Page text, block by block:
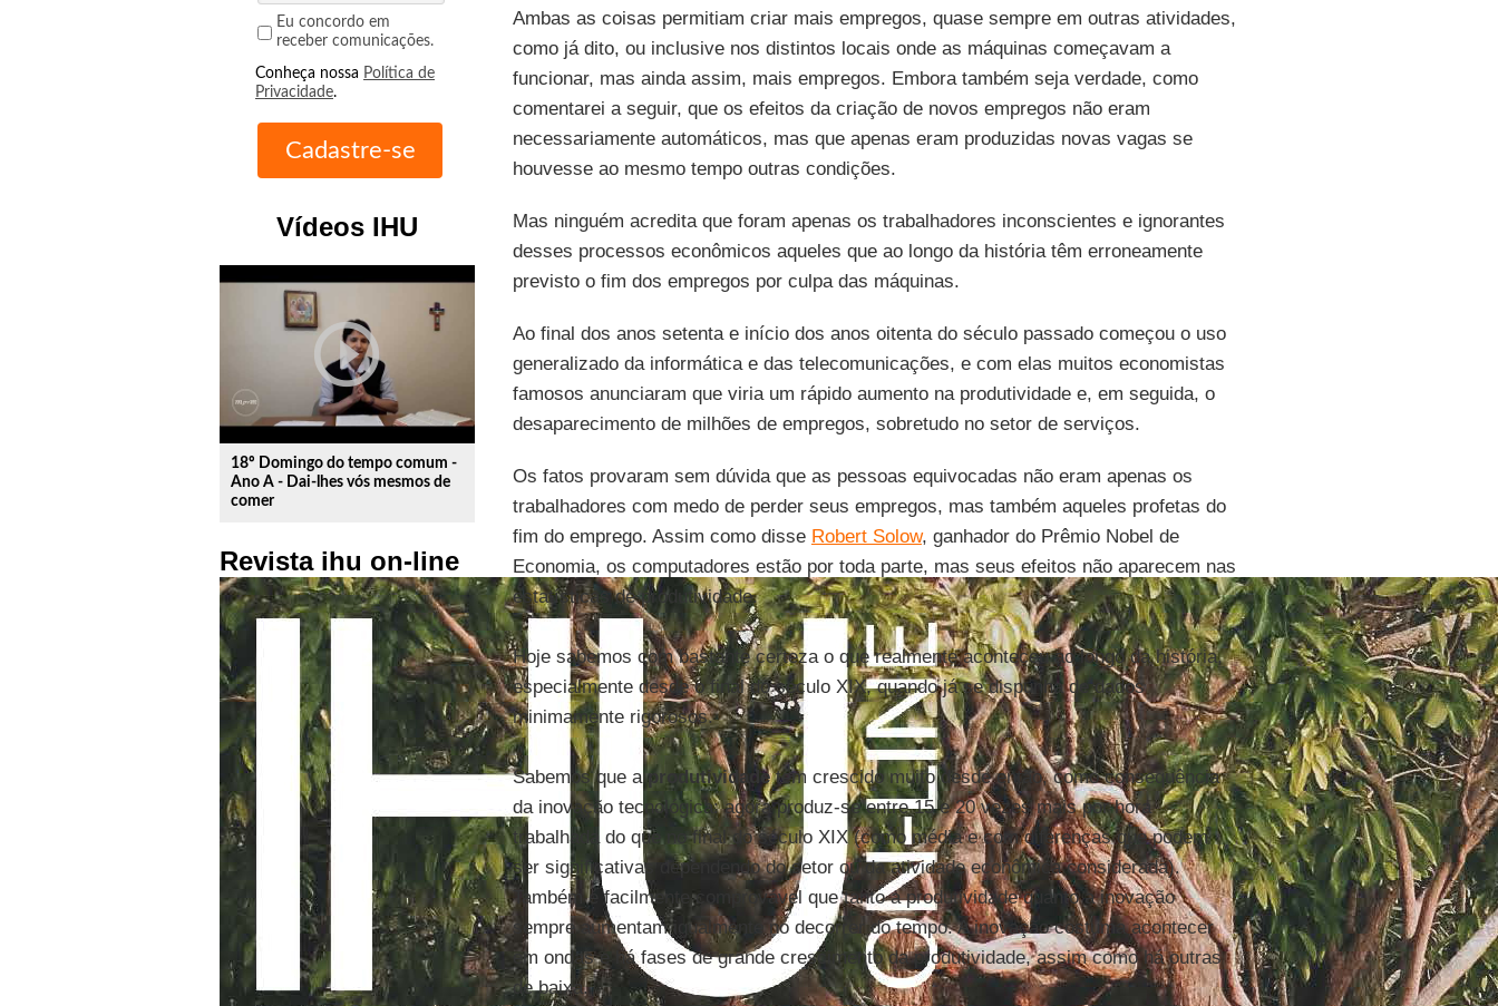
Eu concordo em
receber comunicações.
Conheça nossa Política de
Privacidade.
Vídeos IHU
play_circle_outline
18º Domingo do tempo comum -
Ano A - Dai-lhes vós mesmos de
comer
Revista ihu on-line
Ambas as coisas permitiam criar mais empregos, quase sempre em outras atividades,
como já dito, ou inclusive nos distintos locais onde as máquinas começavam a
funcionar, mas ainda assim, mais empregos. Embora também seja verdade, como
comentarei a seguir, que os efeitos da criação de novos empregos não eram
necessariamente automáticos, mas que apenas eram produzidas novas vagas se
houvesse ao mesmo tempo outras condições.
Mas ninguém acredita que foram apenas os trabalhadores inconscientes e ignorantes
desses processos econômicos aqueles que ao longo da história têm erroneamente
previsto o fim dos empregos por culpa das máquinas.
Ao final dos anos setenta e início dos anos oitenta do século passado começou o uso
generalizado da informática e das telecomunicações, e com elas muitos economistas
famosos anunciaram que viria um rápido aumento na produtividade e, em seguida, o
desaparecimento de milhões de empregos, sobretudo no setor de serviços.
Os fatos provaram sem dúvida que as pessoas equivocadas não eram apenas os
trabalhadores com medo de perder seus empregos, mas também aqueles profetas do
fim do emprego. Assim como disse Robert Solow, ganhador do Prêmio Nobel de
Economia, os computadores estão por toda parte, mas seus efeitos não aparecem nas
estatísticas de produtividade.
Hoje sabemos com bastante certeza o que realmente aconteceu ao longo da história,
especialmente desde o final do século XIX, quando já se dispunha de dados
minimamente rigorosos.
Sabemos que aprodutividadetem crescido muito desde então, como consequência
da inovação tecnológica: agora produz-se entre 15 e 20 vezes mais por hora
trabalhada do que no final do século XIX (como média e com diferenças que podem
ser significativas dependendo do setor ou da atividade econômica considerada).
Também é facilmente comprovável que tanto a produtividade quanto a inovação
sempre aumentam igualmente no decorrer do tempo. A inovação costuma acontecer
em ondas e há fases de grande crescimento da produtividade, assim como há outras
de baixa.